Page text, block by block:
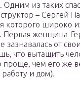
из таких
– Сергей
которого широко
Первая женщина-
зазнавалась от
что вытащить
чем его же
и дом).